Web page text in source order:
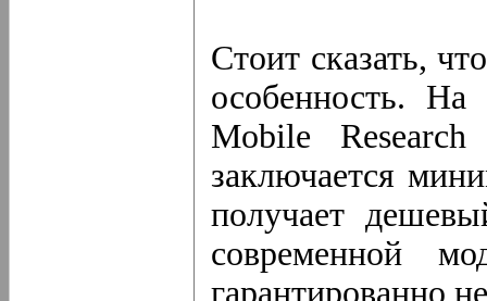
Стоит сказать,
особенность. На
Mobile
заключается
получает
современной
гарантированно